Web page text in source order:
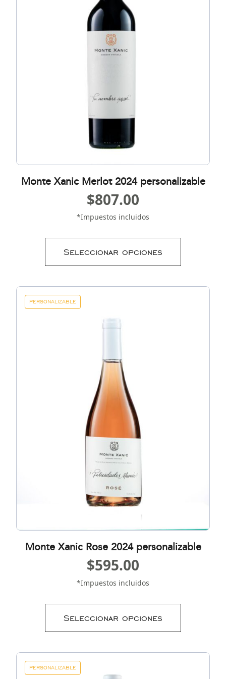
Monte Xanic Merlot 2024 personalizable
$807.00
*Impuestos incluidos
Seleccionar opciones
Monte Xanic Rose 2024 personalizable
$595.00
*Impuestos incluidos
Seleccionar opciones